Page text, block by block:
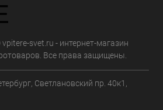
svet.ru - интернет-магазин
Все права защищены.
Светлановский пр. 40к1,